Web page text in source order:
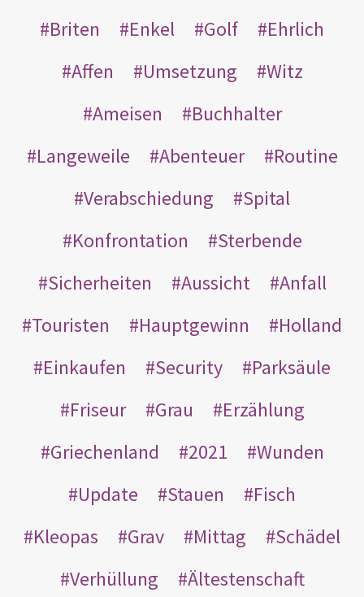
Briten
Enkel Golf
Ehrlich
Affen
Umsetzung
Witz
Ameisen
Buchhalter
Langeweile
Abenteuer
Routine
Verabschiedung
Spital
Konfrontation
Sterbende
Sicherheiten
Aussicht
Anfall
Touristen
Hauptgewinn
Holland
Einkaufen
Security
Parksäule
Friseur
Grau
Erzählung
Griechenland
2021
Wunden
Update
Stauen
Fisch
Kleopas
Grav Mittag
Schädel
Verhüllung
Ältestenschaft